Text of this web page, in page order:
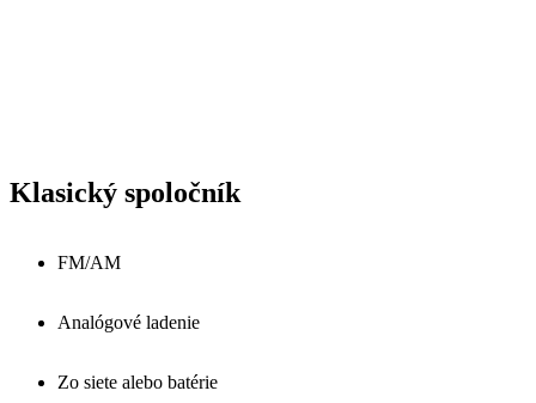
Klasický spoločník
FM/AM
Analógové ladenie
Zo siete alebo batérie